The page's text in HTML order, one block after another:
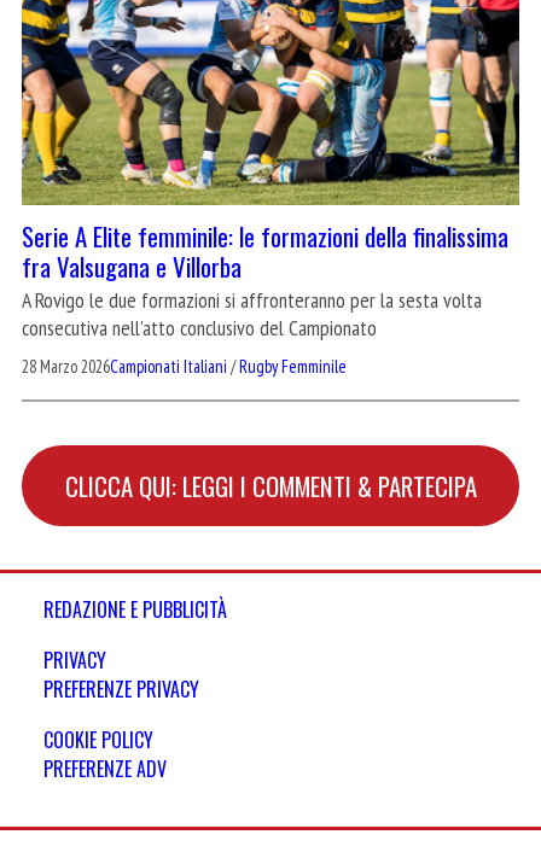
Serie A Elite femminile: le formazioni della finalissima
fra Valsugana e Villorba
A Rovigo le due formazioni si affronteranno per la sesta volta
consecutiva nell'atto conclusivo del Campionato
28 Marzo 2026Campionati Italiani /Rugby Femminile
CLICCA QUI: LEGGI I COMMENTI & PARTECIPA
REDAZIONE E PUBBLICITÀ
PRIVACY
PREFERENZE PRIVACY
COOKIE POLICY
PREFERENZE ADV